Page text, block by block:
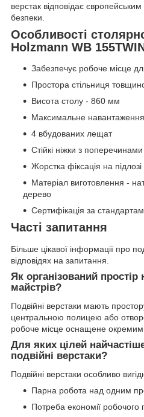
верстак відповідає
безпеки.
Особливості
Holzmann WB
Забезпечує робоче місце
Простора стільниця
Висота столу - 860 мм
Максимальне
4 вбудованих лещат
Стійкі ніжки з поперечинами
Жорстка фіксація на підлозі
Матеріал виготовлення -
дерево
Сертифікація за
Часті запитання
Більше цікавої інформації про
відповідях на запитання.
Як організований
майстрів?
Подвійні верстаки мають
центральною полицею або
робоче місце оснащене
Для яких цілей
подвійні верстаки?
Подвійні верстаки особливо
Парна робота над одним
Потреба економії робочого